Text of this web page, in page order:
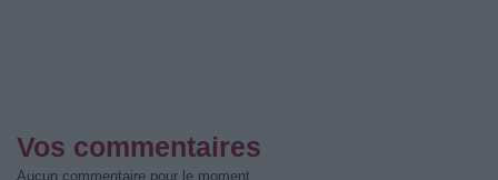
Vos commentaires
Aucun commentaire pour le moment